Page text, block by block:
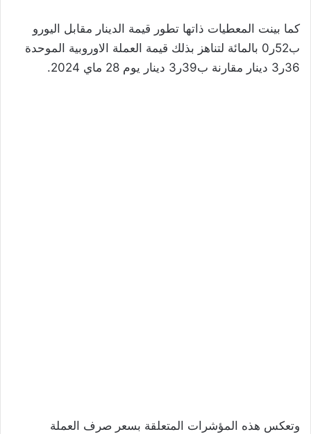
كما بينت المعطيات ذاتها تطور قيمة الدينار مقابل اليورو
ب52ر0 بالمائة لتناهز بذلك قيمة العملة الاوروبية الموحدة
36ر3 دينار مقارنة ب39ر3 دينار يوم 28 ماي 2024.
وتعكس هذه المؤشرات المتعلقة بسعر صرف العملة